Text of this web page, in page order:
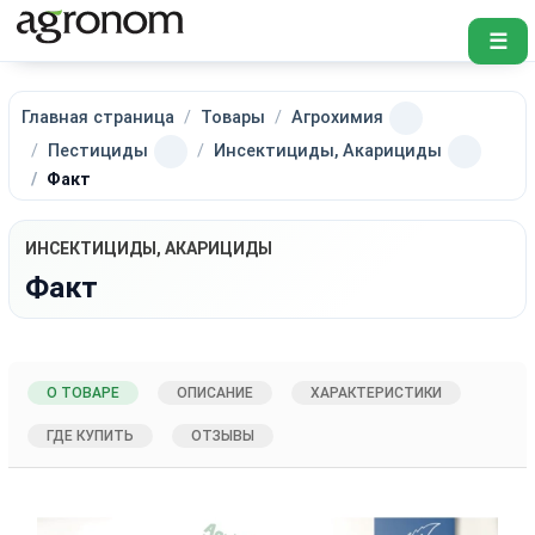
☰
Главная страница Товары
Агрохимия
Пестициды
Инсектициды, Акарициды
Факт
ИНСЕКТИЦИДЫ, АКАРИЦИДЫ
Факт
О ТОВАРЕ ОПИСАНИЕ ХАРАКТЕРИСТИКИ
ГДЕ КУПИТЬ ОТЗЫВЫ